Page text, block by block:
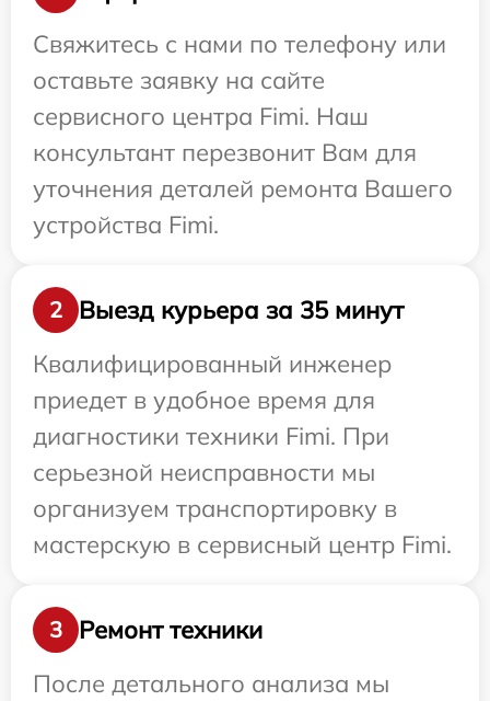
Свяжитесь с нами по телефону или
оставьте заявку на сайте
сервисного центра Fimi. Наш
консультант перезвонит Вам для
уточнения деталей ремонта Вашего
устройства Fimi.
2
Выезд курьера за 35 минут
Квалифицированный инженер
приедет в удобное время для
диагностики техники Fimi. При
серьезной неисправности мы
организуем транспортировку в
мастерскую в сервисный центр Fimi.
3
Ремонт техники
После детального анализа мы